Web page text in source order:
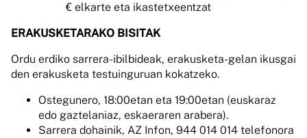
€ elkarte eta ikastetxeentzat
ERAKUSKETARAKO BISITAK
Ordu erdiko sarrera-ibilbideak, erakusketa-gelan ikusgai
den erakusketa testuinguruan kokatzeko.
Ostegunero, 18:00etan eta 19:00etan (euskaraz
edo gaztelaniaz, eskaeraren arabera).
Sarrera dohainik, AZ Infon, 944 014 014 telefonora